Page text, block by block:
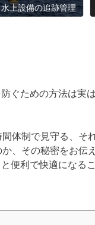
上設備の追跡管理
ぐための方法は実
体制で見守る、そ
、その秘密をお伝
便利で快適になる